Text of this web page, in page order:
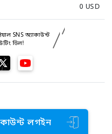
0 USD
SNS অ্যাকাউন্ট
ডিল!
লগইন